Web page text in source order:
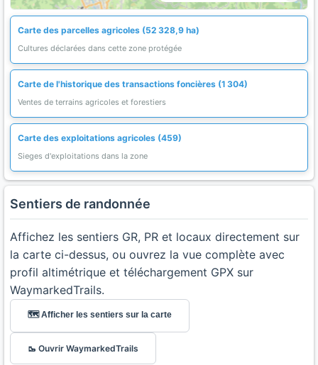
Carte des parcelles agricoles (52 328,9 ha)
Cultures déclarées dans cette zone protégée
Carte de l'historique des transactions foncières (1 304)
Ventes de terrains agricoles et forestiers
Carte des exploitations agricoles (459)
Sieges d'exploitations dans la zone
Sentiers de randonnée
Affichez les sentiers GR, PR et locaux directement sur
la carte ci-dessus, ou ouvrez la vue complète avec
profil altimétrique et téléchargement GPX sur
WaymarkedTrails.
🗺️ Afficher les sentiers sur la carte
🥾 Ouvrir WaymarkedTrails